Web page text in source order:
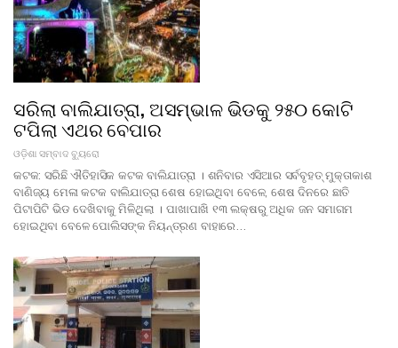
ସରିଲା ବାଲିଯାତ୍ରା, ଅସମ୍ଭାଳ ଭିଡକୁ ୨୫୦ କୋଟି
ଟପିଲା ଏଥର ବେପାର
ଓଡ଼ିଶା ସମ୍ବାଦ ବ୍ୟୁରୋ
କଟକ: ସରିଛି ଐତିହାସିକ କଟକ ବାଲିଯାତ୍ରା । ଶନିବାର ଏସିଆର ସର୍ବବୃହତ୍‌ ମୁକ୍ତାକାଶ
ବାଣିଜ୍ୟ ମେଳା କଟକ ବାଲିଯାତ୍ରା ଶେଷ ହୋଇଥିବା ବେଳେ, ଶେଷ ଦିନରେ ଛାତି
ପିଟାପିଟି ଭିଡ ଦେଖିବାକୁ ମିଳିଥିଲା । ପାଖାପାଖି ୧୩ ଲକ୍ଷରୁ ଅଧିକ ଜନ ସମାଗମ
ହୋଇଥିବା ବେଳେ ପୋଲିସଙ୍କ ନିୟନ୍ତ୍ରଣ ବାହାରେ…